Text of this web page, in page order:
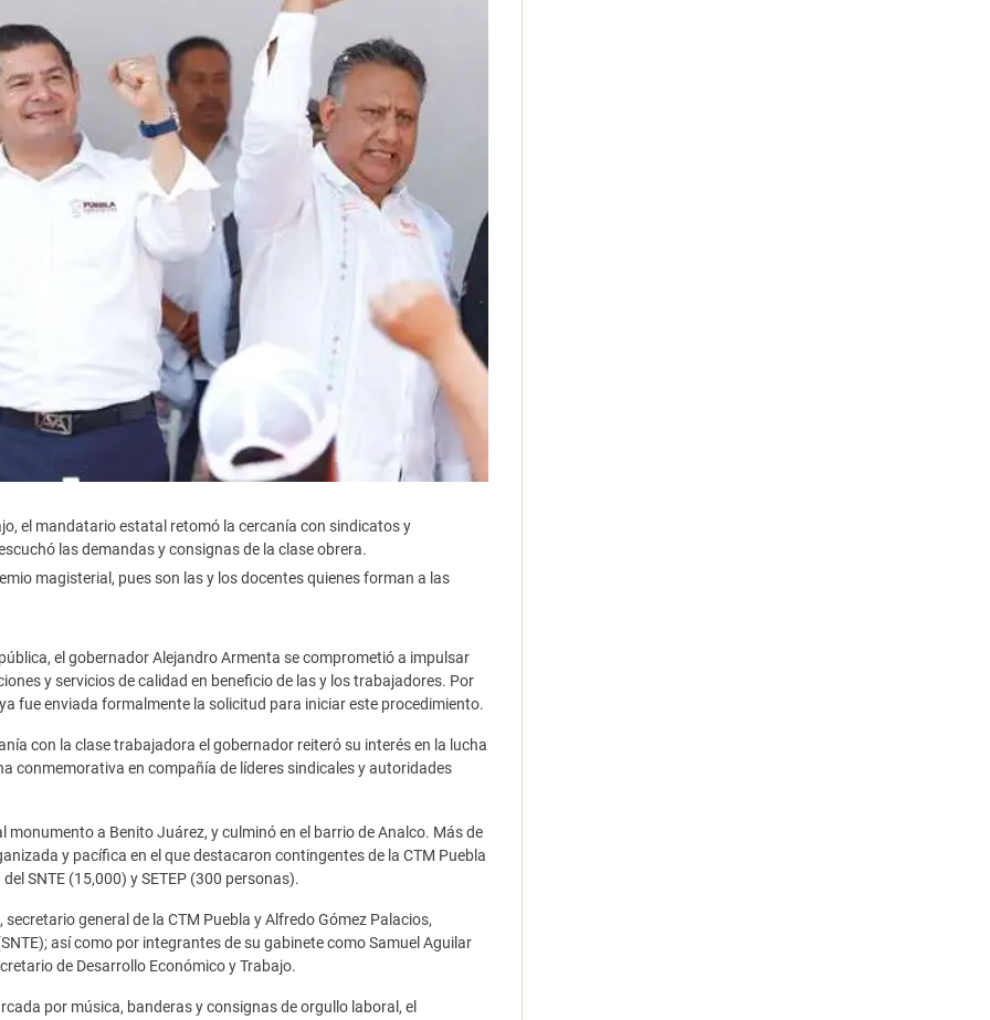
el mandatario estatal retomó la cercanía con sindicatos y
las demandas y consignas de la clase obrera.
magisterial, pues son las y los docentes quienes forman a las
el gobernador Alejandro Armenta se comprometió a impulsar
y servicios de calidad en beneficio de las y los trabajadores. Por
fue enviada formalmente la solicitud para iniciar este procedimiento.
con la clase trabajadora el gobernador reiteró su interés en la lucha
conmemorativa en compañía de líderes sindicales y autoridades
monumento a Benito Juárez, y culminó en el barrio de Analco. Más de
y pacífica en el que destacaron contingentes de la CTM Puebla
SNTE (15,000) y SETEP (300 personas).
general de la CTM Puebla y Alfredo Gómez Palacios,
así como por integrantes de su gabinete como Samuel Aguilar
de Desarrollo Económico y Trabajo.
por música, banderas y consignas de orgullo laboral, el